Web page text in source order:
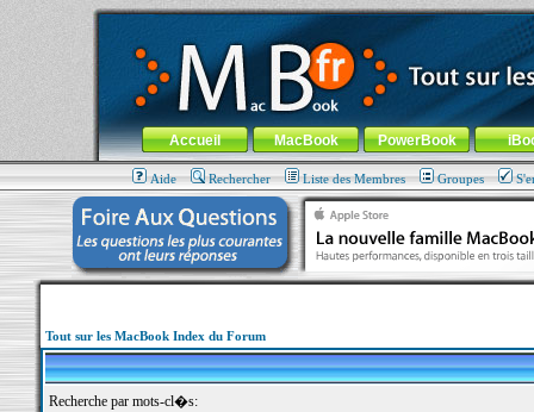
MacBook-fr.com : 100% Apple... 100% nomade !
Aller au contenu-Aller au menu général-Aller au menu de
Menu général
Accueil MacBook PowerBook
Aide Rechercher Liste des Membres Groupes
Tout sur les MacBook Index du Forum
Recherche par mots-cl�s: